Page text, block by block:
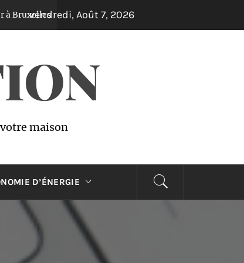
: réparations rapides à prix abordables !
vendredi, Août 7, 2026
maison
D’ÉNERGIE